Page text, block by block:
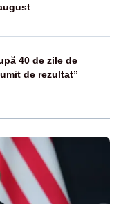
40 de zile de
de rezultat”